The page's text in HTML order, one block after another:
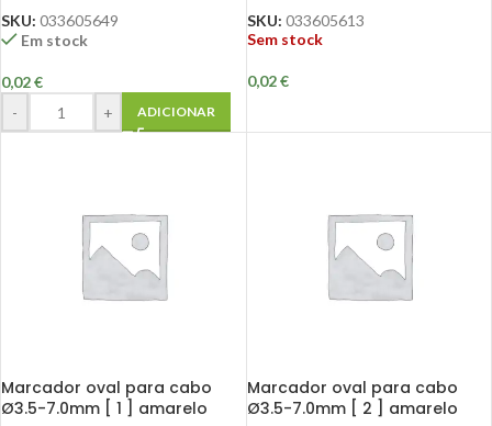
SKU: 033605649
Em stock
0,02€
-
+ ADICIONAR
SKU: 033605613
Sem stock
0,02€
Marcador oval para cabo
Ø3.5-7.0mm [ 1 ] amarelo
Marcador oval para cabo
Ø3.5-7.0mm [ 2 ] amarelo